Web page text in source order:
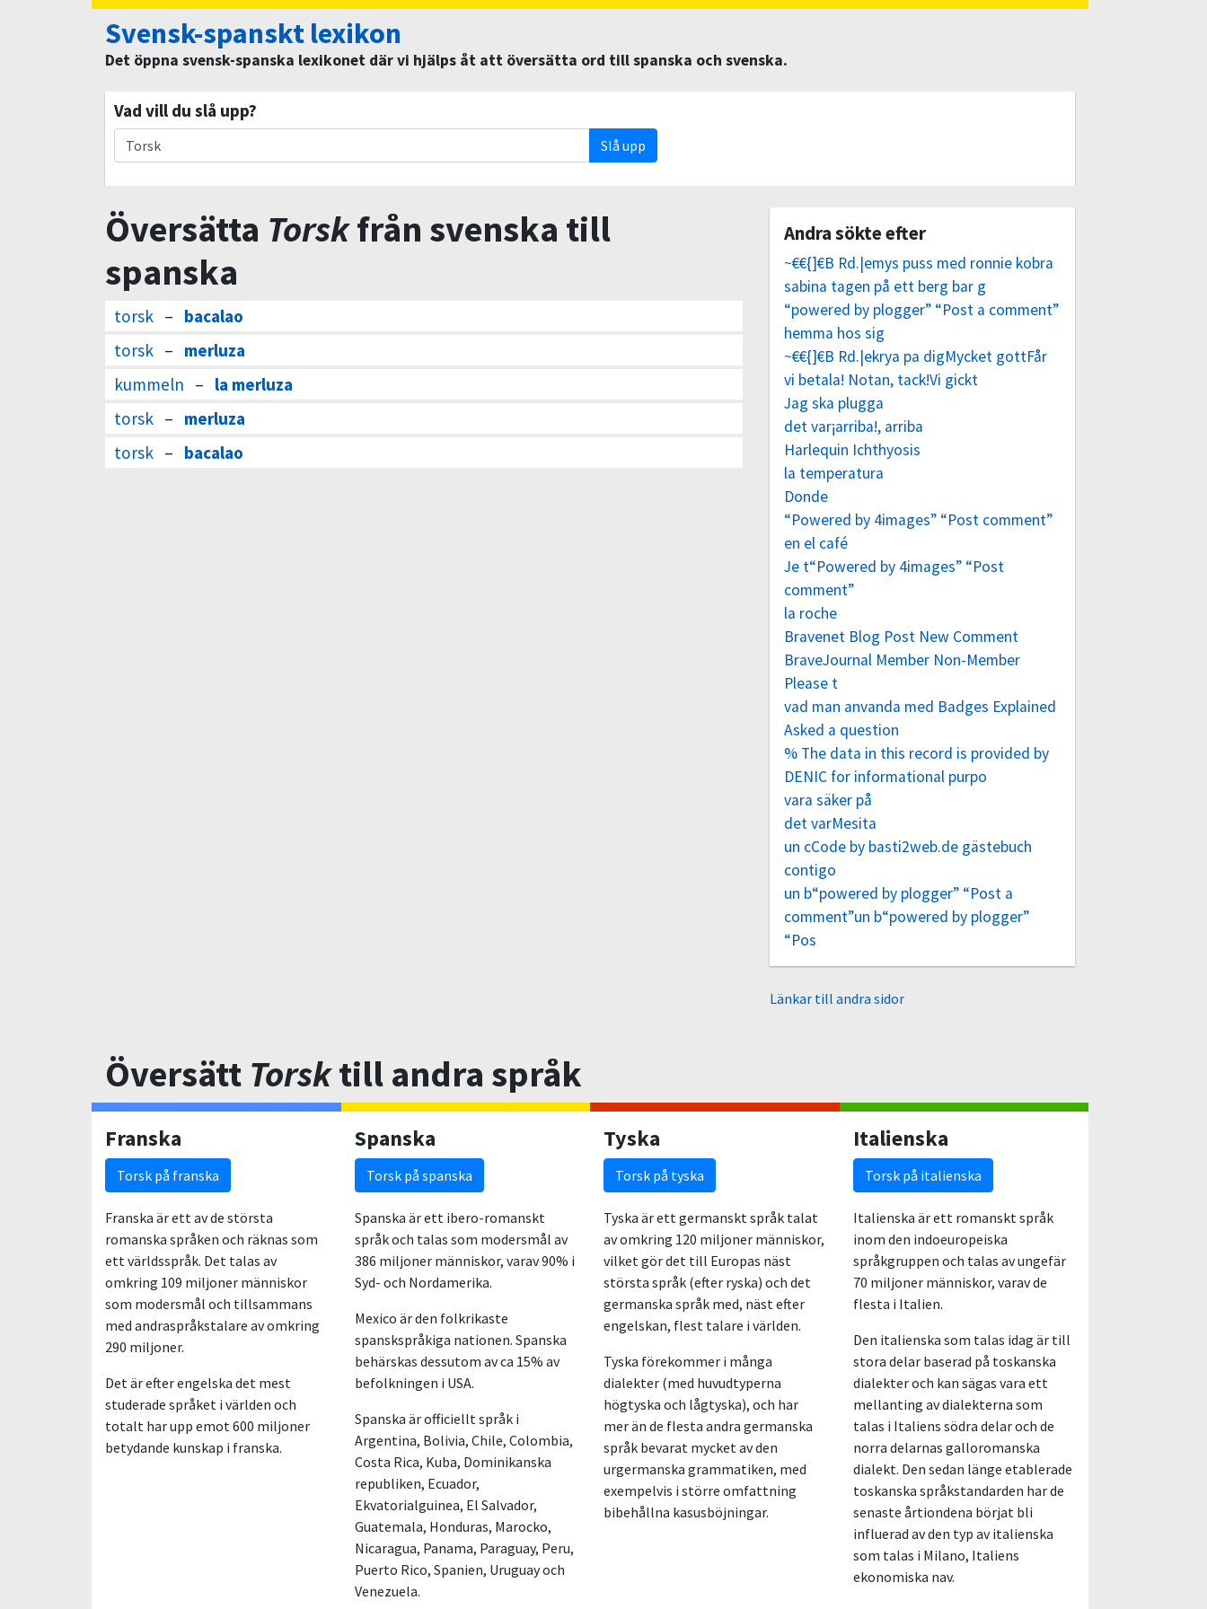
Svensk-spanskt lexikon
Det öppna svensk-spanska lexikonet där vi hjälps åt att översätta ord till spanska och svenska.
Vad vill du slå upp?
Slå upp
Översätta Torskfrån svenska till
spanska
torsk – bacalao
torsk – merluza
kummeln – la merluza
torsk – merluza
torsk – bacalao
Andra sökte efter
~€€{]€B Rd.|emys puss med ronnie kobra
sabina tagen på ett berg bar g
“powered by plogger” “Post a comment”
hemma hos sig
~€€{]€B Rd.|ekrya pa digMycket gottFår
vi betala! Notan, tack!Vi gickt
Jag ska plugga
det var¡arriba!, arriba
Harlequin Ichthyosis
la temperatura
Donde
“Powered by 4images” “Post comment”
en el café
Je t“Powered by 4images” “Post
comment”
la roche
Bravenet Blog Post New Comment
BraveJournal Member Non-Member
Please t
vad man anvanda med Badges Explained
Asked a question
% The data in this record is provided by
DENIC for informational purpo
vara säker på
det varMesita
un cCode by basti2web.de gästebuch
contigo
un b“powered by plogger” “Post a
comment”un b“powered by plogger”
“Pos
Länkar till andra sidor
Översätt Torsktill andra språk
Franska
Torsk på franska
Franska är ett av de största
romanska språken och räknas som
ett världsspråk. Det talas av
omkring 109 miljoner människor
som modersmål och tillsammans
med andraspråkstalare av omkring
290 miljoner.
Det är efter engelska det mest
studerade språket i världen och
totalt har upp emot 600 miljoner
betydande kunskap i franska.
Spanska
Torsk på spanska
Spanska är ett ibero-romanskt
språk och talas som modersmål av
386 miljoner människor, varav 90% i
Syd- och Nordamerika.
Mexico är den folkrikaste
spanskspråkiga nationen. Spanska
behärskas dessutom av ca 15% av
befolkningen i USA.
Spanska är officiellt språk i
Argentina, Bolivia, Chile, Colombia,
Costa Rica, Kuba, Dominikanska
republiken, Ecuador,
Ekvatorialguinea, El Salvador,
Guatemala, Honduras, Marocko,
Nicaragua, Panama, Paraguay, Peru,
Puerto Rico, Spanien, Uruguay och
Venezuela.
Tyska
Torsk på tyska
Tyska är ett germanskt språk talat
av omkring 120 miljoner människor,
vilket gör det till Europas näst
största språk (efter ryska) och det
germanska språk med, näst efter
engelskan, flest talare i världen.
Tyska förekommer i många
dialekter (med huvudtyperna
högtyska och lågtyska), och har
mer än de flesta andra germanska
språk bevarat mycket av den
urgermanska grammatiken, med
exempelvis i större omfattning
bibehållna kasusböjningar.
Italienska
Torsk på italienska
Italienska är ett romanskt språk
inom den indoeuropeiska
språkgruppen och talas av ungefär
70 miljoner människor, varav de
flesta i Italien.
Den italienska som talas idag är till
stora delar baserad på toskanska
dialekter och kan sägas vara ett
mellanting av dialekterna som
talas i Italiens södra delar och de
norra delarnas galloromanska
dialekt. Den sedan länge etablerade
toskanska språkstandarden har de
senaste årtiondena börjat bli
influerad av den typ av italienska
som talas i Milano, Italiens
ekonomiska nav.